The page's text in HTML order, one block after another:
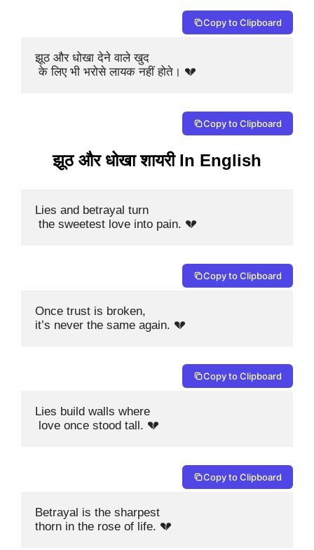
Copy to Clipboard
झूठ और धोखा देने वाले खुद
के लिए भी भरोसे लायक नहीं होते। 💔
Copy to Clipboard
झूठ और धोखा शायरी In English
Lies and betrayal turn
the sweetest love into pain. 💔
Copy to Clipboard
Once trust is broken,
it’s never the same again. 💔
Copy to Clipboard
Lies build walls where
love once stood tall. 💔
Copy to Clipboard
Betrayal is the sharpest
thorn in the rose of life. 💔